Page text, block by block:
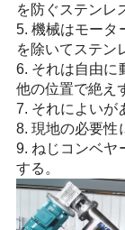
を防ぐステンレ
5. 機械はモータ
を除いてステン
6. それは自由に
他の位置で絶え
7. それによいが
8. 現地の必要性
9. ねじコンベヤ
する。